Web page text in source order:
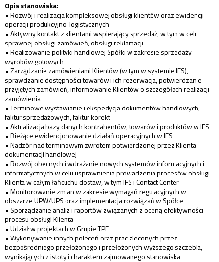
Opis stanowiska:
• Rozwój i realizacja kompleksowej obsługi klientów oraz ewidencji
operacji produkcyjno-logistycznych
• Aktywny kontakt z klientami wspierający sprzedaż, w tym w celu
sprawnej obsługi zamówień, obsługi reklamacji
• Realizowanie polityki handlowej Spółki w zakresie sprzedaży
wyrobów gotowych
• Zarządzanie zamówieniami Klientów (w tym w systemie IFS),
sprawdzanie dostępności towarów i ich rezerwacja, potwierdzanie
przyjętych zamówień, informowanie Klientów o szczegółach realizacji
zamówienia
• Terminowe wystawianie i ekspedycja dokumentów handlowych,
faktur sprzedażowych, faktur korekt
• Aktualizacja bazy danych kontrahentów, towarów i produktów w IFS
• Bieżące ewidencjonowanie działań operacyjnych w IFS
• Nadzór nad terminowym zwrotem potwierdzonej przez Klienta
dokumentacji handlowej
• Rozwój obecnych i wdrażanie nowych systemów informacyjnych i
informatycznych w celu usprawnienia prowadzenia procesów obsługi
Klienta w całym łańcuchu dostaw, w tym IFS i Contact Center
• Monitorowanie zmian w zakresie wymagań regulacyjnych w
obszarze UPW/UPS oraz implementacja rozwiązań w Spółce
• Sporządzanie analiz i raportów związanych z oceną efektywności
procesu obsługi Klienta
• Udział w projektach w Grupie TPE
• Wykonywanie innych poleceń oraz prac zleconych przez
bezpośredniego przełożonego i przełożonych wyższego szczebla,
wynikających z istoty i charakteru zajmowanego stanowiska